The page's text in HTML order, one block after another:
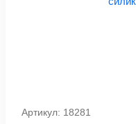
Артикул: 18281